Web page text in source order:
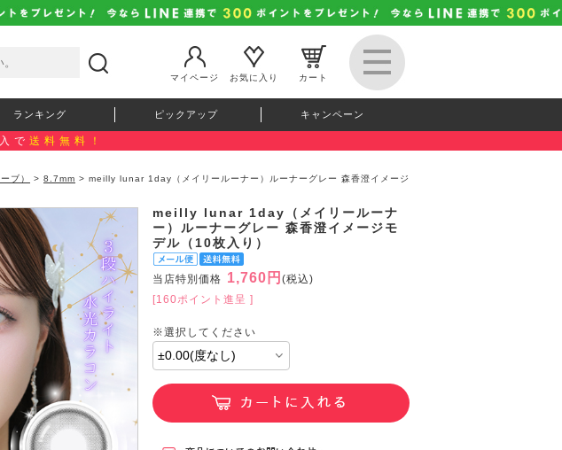
マイページ
お気に入り カート
ランキング ピックアップ キャンペーン
で 送料無料！
ブ） > 8.7mm > meilly lunar 1day（メイリールーナー）ルーナーグレー 森香澄イメージ
meilly lunar 1day（メイリールーナ
ー）ルーナーグレー 森香澄イメージモ
デル（10枚入り）
当店特別価格 1,760円 (税込)
[160ポイント進呈 ]